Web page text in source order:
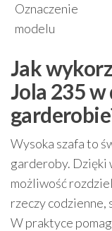
Oznaczenie
modelu
Jak
Jola 235
Wysoka szafa to
garderoby. Dzięki
możliwość
rzeczy codzienne,
W praktyce